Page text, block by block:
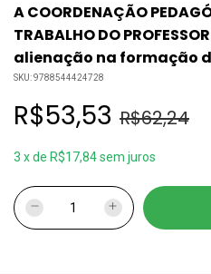
A COORDENAÇÃO
TRABALHO DO
alienação na formação
SKU:9788544424728
R$53,53 R$62,24
3 xde R$17,84sem juros